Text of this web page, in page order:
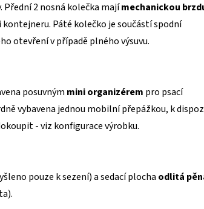
2 nosná kolečka majímechanickou
Páté kolečko je součástí spodní
otevření v případě plného výsuvu.
posuvným mini organizérem pro psací
vybavena jednou mobilní přepážkou, k
- viz konfigurace výrobku.
pouze k sezení) a sedací plocha odlitá